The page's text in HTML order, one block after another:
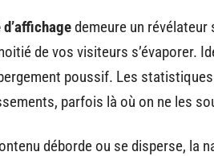
demeure un révélateur
de vos visiteurs s’évaporer.
poussif. Les
parfois là où on ne les
déborde ou se disperse, la